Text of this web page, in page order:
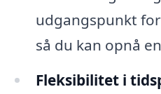
udgangspunkt
så du kan opnå
Fleksibilitet i